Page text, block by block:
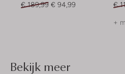
€ 189,99 € 94,99
€
+
Bekijk meer